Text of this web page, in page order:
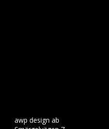
awp design ab